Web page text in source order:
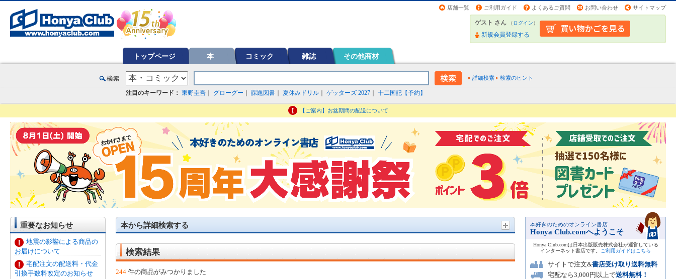
店舗一覧 ご利用ガイド よくあるご質問 お問い合わせ サイトマップ
ゲスト さん （ログイン）
新規会員登録する
トップページ 本 コミック 雑誌 その他商材
詳細検索 検索のヒント
注目のキーワード： 東野圭吾 グローグー 課題図書 夏休みドリル ゲッターズ 2027 十二国記【予約】
【ご案内】お盆期間の配送について
重要なお知らせ
地震の影響による商品の
お届けについて
宅配注文の配送料・代金
引換手数料改定のお知らせ
本から詳細検索する
検索結果
244 件の商品がみつかりました
本好きのためのオンライン書店
Honya Club.comへようこそ
Honya Club.comは日本出版販売株式会社が運営している
インターネット書店です。
ご利用ガイドはこちら
サイトで注文&書店受け取り送料無料
宅配なら3,000円以上で送料無料！